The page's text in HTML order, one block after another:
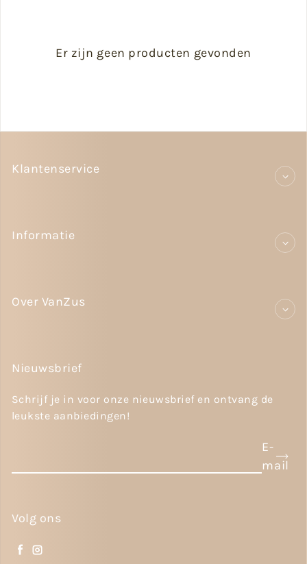
Er zijn geen producten gevonden
Klantenservice
Informatie
Over VanZus
Nieuwsbrief
Schrijf je in voor onze nieuwsbrief en ontvang de
leukste aanbiedingen!
E-
mail
Volg ons
Facebook
Instagram